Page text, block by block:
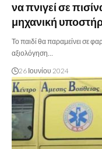
να πνιγεί σε
μηχανική
Το παιδί θα παραμείνει σε
αξιολόγηση…
26 Ιουνίου 2024